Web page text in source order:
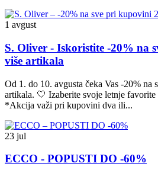
1 avgust
S. Oliver - Iskoristite -20% na
više artikala
Od 1. do 10. avgusta čeka Vas -20%
artikala. 🤍 Izaberite svoje letnje favorite
*Akcija važi pri kupovini dva ili...
23 jul
ECCO - POPUSTI DO -60%